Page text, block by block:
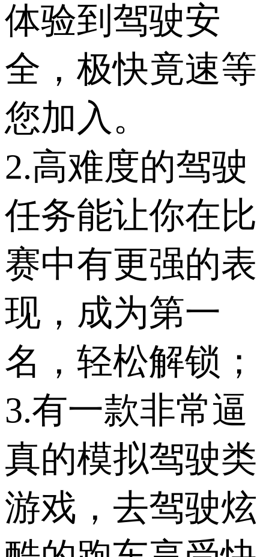
体验到驾驶安
全，极快竟速等
您加入。
2.高难度的驾驶
任务能让你在比
赛中有更强的表
现，成为第一
名，轻松解锁；
3.有一款非常逼
真的模拟驾驶类
游戏，去驾驶炫